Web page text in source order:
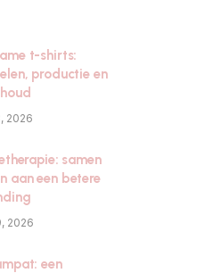
t-shirts:
productie en
2026
samen
aan een betere
2026
een